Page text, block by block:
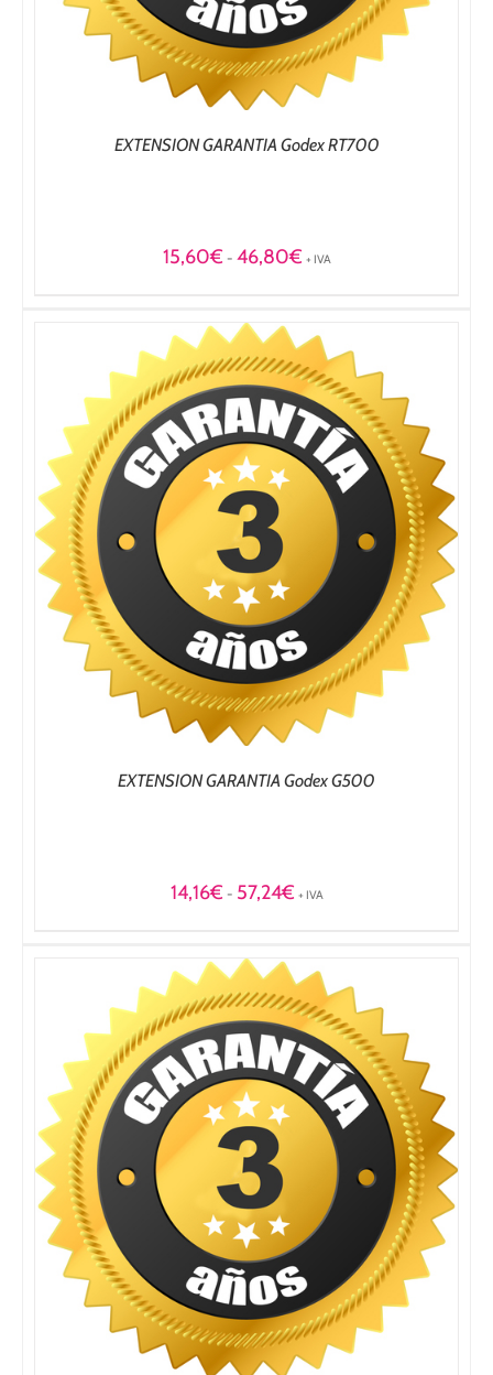
EXTENSION GARANTIA Godex RT700
15,60€ - 46,80€Rango
15,60€
hasta
46,80€
+ IVA
EXTENSION GARANTIA Godex G500
14,16€ - 57,24€Rango
14,16€
hasta
57,24€
+ IVA